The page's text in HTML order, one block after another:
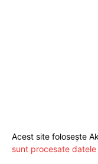
Acest site folosește
sunt procesate